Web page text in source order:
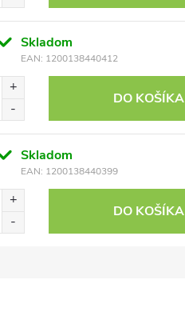
Skladom
EAN: 1200138440412
DO KOŠÍKA
Skladom
EAN: 1200138440399
DO KOŠÍKA